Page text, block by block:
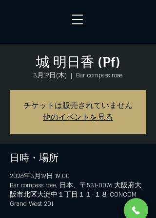
城 明日香 (Pf)
3月19日(木)
  |
Bar compass rose
チケットは販売されていません
他のイベントを見る
日時・場所
2026年3月19日 19:00
Bar compass rose, 日本、〒531-0076 大阪府大
阪市北区大淀中１丁目１１−１８ CONCOM
Grand West 201